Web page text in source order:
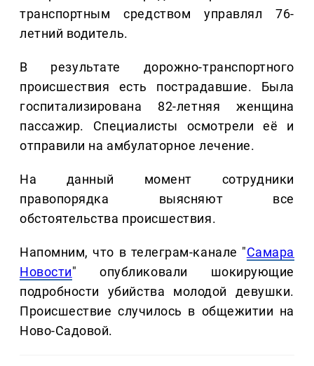
транспортным средством управлял 76-
летний водитель.
В результате дорожно-транспортного
происшествия есть пострадавшие. Была
госпитализирована 82-летняя женщина
пассажир. Специалисты осмотрели её и
отправили на амбулаторное лечение.
На данный момент сотрудники
правопорядка выясняют все
обстоятельства происшествия.
Напомним, что в телеграм-канале "Самара
Новости" опубликовали шокирующие
подробности убийства молодой девушки.
Происшествие случилось в общежитии на
Ново-Садовой.